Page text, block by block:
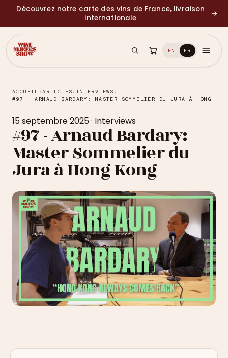
Découvrez notre carte des vins de France, livraison
internationale
→
EN FR
ACCUEIL ›ARTICLES › INTERVIEWS ›
#97 - ARNAUD BARDARY: MASTER SOMMELIER DU JURA À HONG KONG
15 septembre 2025· Interviews
#97 - Arnaud Bardary:
Master Sommelier du
Jura à Hong Kong